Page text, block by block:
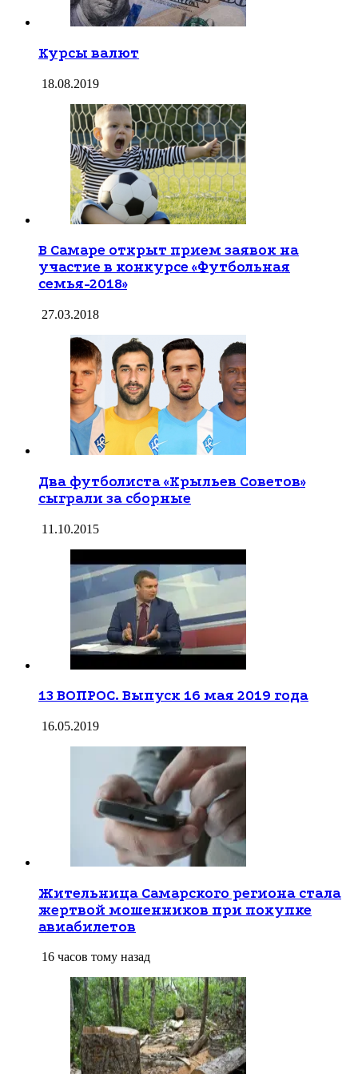
Курсы валют
18.08.2019
В Самаре открыт прием заявок на
участие в конкурсе «Футбольная
семья-2018»
27.03.2018
Два футболиста «Крыльев Советов»
сыграли за сборные
11.10.2015
13 ВОПРОС. Выпуск 16 мая 2019 года
16.05.2019
Жительница Самарского региона стала
жертвой мошенников при покупке
авиабилетов
16 часов тому назад